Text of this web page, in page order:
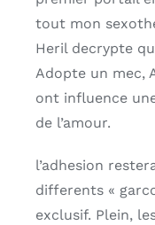
tout mon
Heril decrypte
Adopte un mec,
ont influence
de l’amour.
l’adhesion
differents «
exclusif. Plein,